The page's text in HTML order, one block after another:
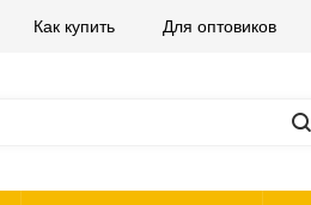
Как купить Для оптовиков